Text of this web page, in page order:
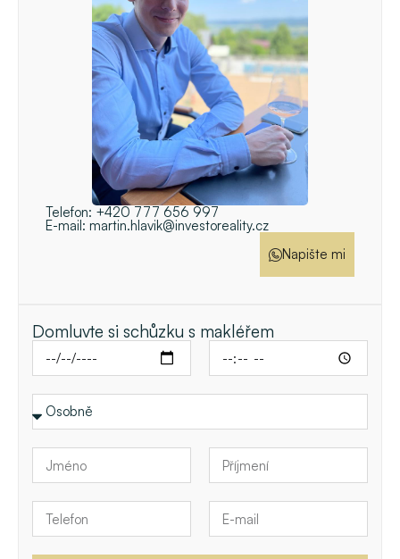
Telefon: +420 777 656 997
E-mail: martin.hlavik@investoreality.cz
Napište mi
Domluvte si schůzku s makléřem